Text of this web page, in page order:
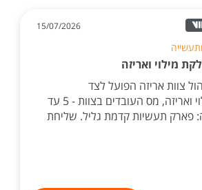
15/07/2026
מילוי ואריזה
צוות אריזה הפועל לצד
מכונה/מכונות מילוי ואריזה, מס העובדים בצוות - 5 עד
פארק תעשיות קדמת גליל. שליחת